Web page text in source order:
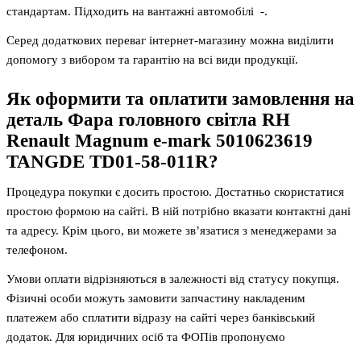
стандартам. Підходить на вантажні автомобілі -.
Серед додаткових переваг інтернет-магазину можна виділити
допомогу з вибором та гарантію на всі види продукції.
Як оформити та оплатити замовлення на
деталь Фара головного світла RH
Renault Magnum e-mark 5010623619
TANGDE TD01-58-011R?
Процедура покупки є досить простою. Достатньо скористатися
простою формою на сайті. В ній потрібно вказати контактні дані
та адресу. Крім цього, ви можете зв’язатися з менеджерами за
телефоном.
Умови оплати відрізняються в залежності від статусу покупця.
Фізичні особи можуть замовити запчастину накладеним
платежем або сплатити відразу на сайті через банківський
додаток. Для юридичних осіб та ФОПів пропонуємо